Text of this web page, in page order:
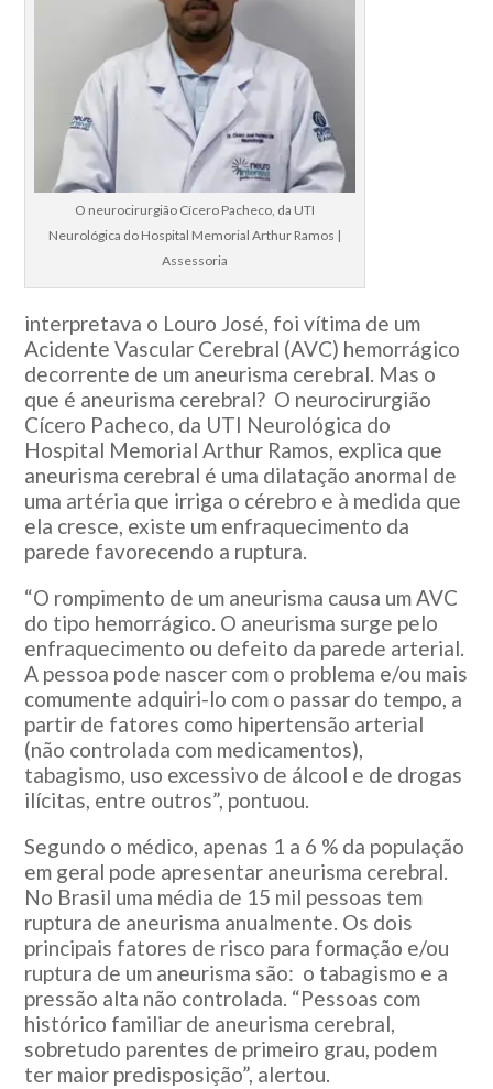
O neurocirurgião Cícero Pacheco, da UTI
Neurológica do Hospital Memorial Arthur Ramos |
Assessoria
interpretava o Louro José, foi vítima de um
Acidente Vascular Cerebral (AVC) hemorrágico
decorrente de um aneurisma cerebral. Mas o
que é aneurisma cerebral? O neurocirurgião
Cícero Pacheco, da UTI Neurológica do
Hospital Memorial Arthur Ramos, explica que
aneurisma cerebral é uma dilatação anormal de
uma artéria que irriga o cérebro e à medida que
ela cresce, existe um enfraquecimento da
parede favorecendo a ruptura.
“O rompimento de um aneurisma causa um AVC
do tipo hemorrágico. O aneurisma surge pelo
enfraquecimento ou defeito da parede arterial.
A pessoa pode nascer com o problema e/ou mais
comumente adquiri-lo com o passar do tempo, a
partir de fatores como hipertensão arterial
(não controlada com medicamentos),
tabagismo, uso excessivo de álcool e de drogas
ilícitas, entre outros”, pontuou.
Segundo o médico, apenas 1 a 6 % da população
em geral pode apresentar aneurisma cerebral.
No Brasil uma média de 15 mil pessoas tem
ruptura de aneurisma anualmente. Os dois
principais fatores de risco para formação e/ou
ruptura de um aneurisma são: o tabagismo e a
pressão alta não controlada. “Pessoas com
histórico familiar de aneurisma cerebral,
sobretudo parentes de primeiro grau, podem
ter maior predisposição”, alertou.